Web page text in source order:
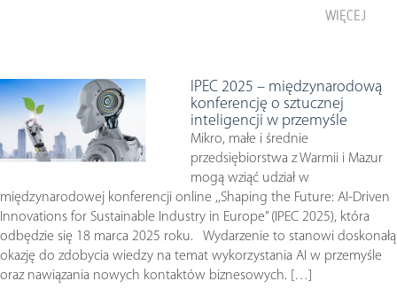
WIĘCEJ
IPEC 2025 – międzynarodową
konferencję o sztucznej
inteligencji w przemyśle
Mikro, małe i średnie
przedsiębiorstwa z Warmii i Mazur
mogą wziąć udział w
międzynarodowej konferencji online ,,Shaping the Future: AI-Driven
Innovations for Sustainable Industry in Europe” (IPEC 2025), która
odbędzie się 18 marca 2025 roku. Wydarzenie to stanowi doskonałą
okazję do zdobycia wiedzy na temat wykorzystania AI w przemyśle
oraz nawiązania nowych kontaktów biznesowych. […]